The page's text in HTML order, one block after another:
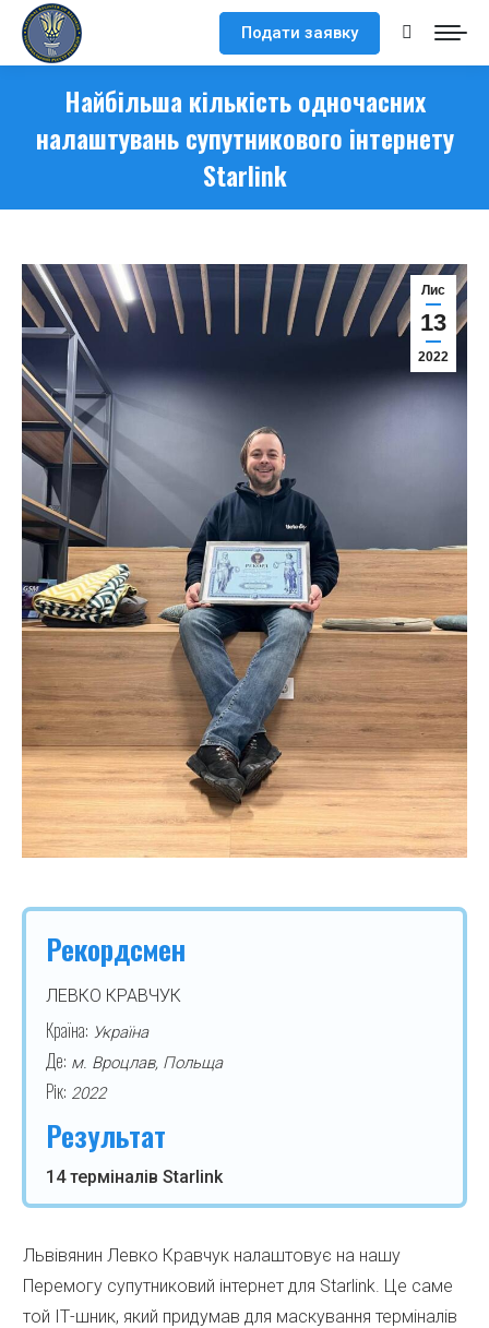
Подати заявку Search:
Найбільша кількість одночасних
налаштувань супутникового інтернету
Starlink
Лис
13
2022
Рекордсмен
ЛЕВКО КРАВЧУК
Країна: Україна
Де: м. Вроцлав, Польща
Рік: 2022
Результат
14 терміналів Starlink
Львівянин Левко Кравчук налаштовує на нашу
Перемогу супутниковий інтернет для Starlink. Це саме
той ІТ-шник, який придумав для маскування терміналів